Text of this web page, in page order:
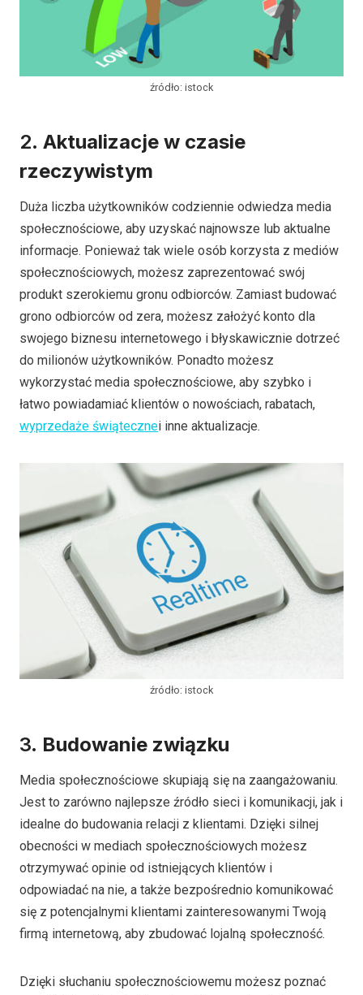
źródło: istock
2. Aktualizacje w czasie
rzeczywistym
Duża liczba użytkowników codziennie odwiedza media
społecznościowe, aby uzyskać najnowsze lub aktualne
informacje. Ponieważ tak wiele osób korzysta z mediów
społecznościowych, możesz zaprezentować swój
produkt szerokiemu gronu odbiorców. Zamiast budować
grono odbiorców od zera, możesz założyć konto dla
swojego biznesu internetowego i błyskawicznie dotrzeć
do milionów użytkowników. Ponadto możesz
wykorzystać media społecznościowe, aby szybko i
łatwo powiadamiać klientów o nowościach, rabatach,
wyprzedaże świątecznei inne aktualizacje.
źródło: istock
3. Budowanie związku
Media społecznościowe skupiają się na zaangażowaniu.
Jest to zarówno najlepsze źródło sieci i komunikacji, jak i
idealne do budowania relacji z klientami. Dzięki silnej
obecności w mediach społecznościowych możesz
otrzymywać opinie od istniejących klientów i
odpowiadać na nie, a także bezpośrednio komunikować
się z potencjalnymi klientami zainteresowanymi Twoją
firmą internetową, aby zbudować lojalną społeczność.
Dzięki słuchaniu społecznościowemu możesz poznać